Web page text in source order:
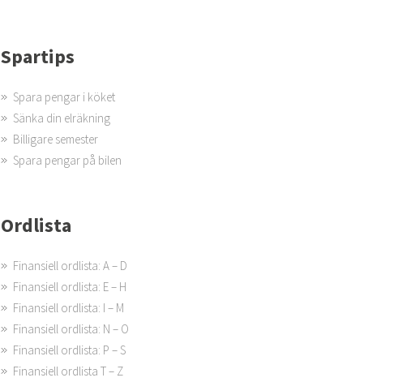
Spartips
Spara pengar i köket
Sänka din elräkning
Billigare semester
Spara pengar på bilen
Ordlista
Finansiell ordlista: A – D
Finansiell ordlista: E – H
Finansiell ordlista: I – M
Finansiell ordlista: N – O
Finansiell ordlista: P – S
Finansiell ordlista T – Z